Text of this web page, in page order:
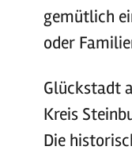
gemütlich
oder
Glückstadt
Kreis
Die